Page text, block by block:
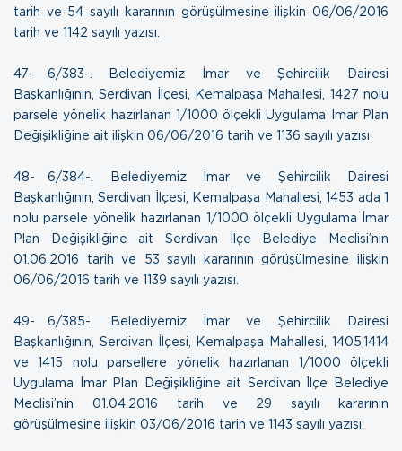
tarih ve 54 sayılı kararının görüşülmesine ilişkin 06/06/2016
tarih ve 1142 sayılı yazısı
47- 6/383-. Belediyemiz İmar ve Şehircilik Dairesi
Başkanlığının, Serdivan İlçesi, Kemalpaşa Mahallesi, 1427 nolu
parsele yönelik hazırlanan 1/1000 ölçekli Uygulama İmar Plan
Değişikliğine ait ilişkin 06/06/2016 tarih ve 1136 sayılı yazısı
48- 6/384-. Belediyemiz İmar ve Şehircilik Dairesi
Başkanlığının, Serdivan İlçesi, Kemalpaşa Mahallesi, 1453 ada 1
nolu parsele yönelik hazırlanan 1/1000 ölçekli Uygulama İmar
Plan Değişikliğine ait Serdivan İlçe Belediye Meclisi’nin
01.06.2016 tarih ve 53 sayılı kararının görüşülmesine ilişkin
06/06/2016 tarih ve 1139 sayılı yazısı
49- 6/385-. Belediyemiz İmar ve Şehircilik Dairesi
Başkanlığının, Serdivan İlçesi, Kemalpaşa Mahallesi, 1405,1414
ve 1415 nolu parsellere yönelik hazırlanan 1/1000 ölçekli
Uygulama İmar Plan Değişikliğine ait Serdivan İlçe Belediye
Meclisi’nin 01.04.2016 tarih ve 29 sayılı kararının
görüşülmesine ilişkin 03/06/2016 tarih ve 1143 sayılı yazısı